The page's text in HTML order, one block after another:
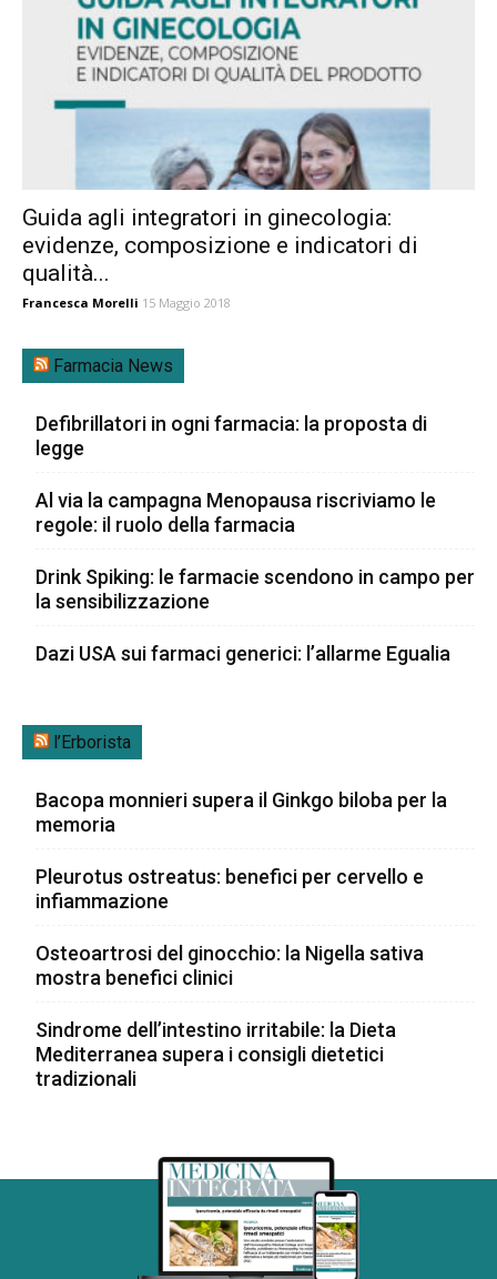
Guida agli integratori in ginecologia:
evidenze, composizione e indicatori di
qualità...
Francesca Morelli 15 Maggio 2018
Farmacia News
Defibrillatori in ogni farmacia: la proposta di
legge
Al via la campagna Menopausa riscriviamo le
regole: il ruolo della farmacia
Drink Spiking: le farmacie scendono in campo per
la sensibilizzazione
Dazi USA sui farmaci generici: l’allarme Egualia
l’Erborista
Bacopa monnieri supera il Ginkgo biloba per la
memoria
Pleurotus ostreatus: benefici per cervello e
infiammazione
Osteoartrosi del ginocchio: la Nigella sativa
mostra benefici clinici
Sindrome dell’intestino irritabile: la Dieta
Mediterranea supera i consigli dietetici
tradizionali